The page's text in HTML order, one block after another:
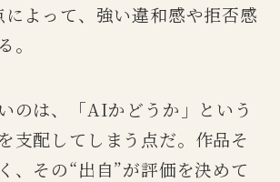
よって、強い違和感や拒否感
。
のは、「AIかどうか」という
支配してしまう点だ。作品そ
、その“出自”が評価を決めて